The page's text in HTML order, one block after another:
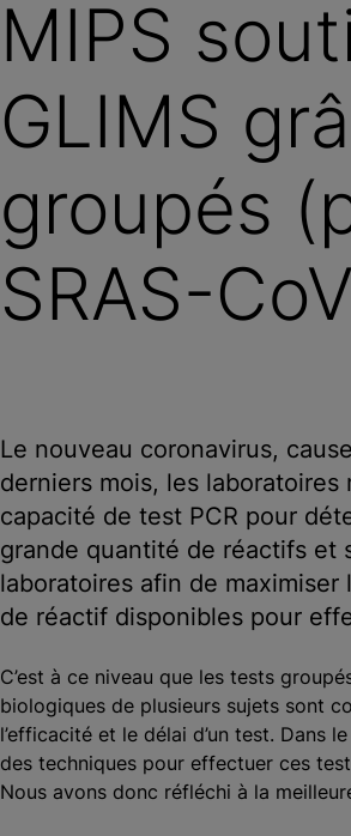
MIPS
GLIMS
groupés
SRAS-
Le nouveau coronavirus,
derniers mois, les
capacité de test PCR pour
grande quantité de réactifs et
laboratoires afin de
de réactif disponibles pour
C’est à ce niveau que les tests
biologiques de plusieurs sujets sont
l’efficacité et le délai d’un test. Dans
des techniques pour effectuer ces
Nous avons donc réfléchi à la